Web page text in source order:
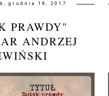
grudnia 18, 2017
PRAWDY"
ANDRZEJ